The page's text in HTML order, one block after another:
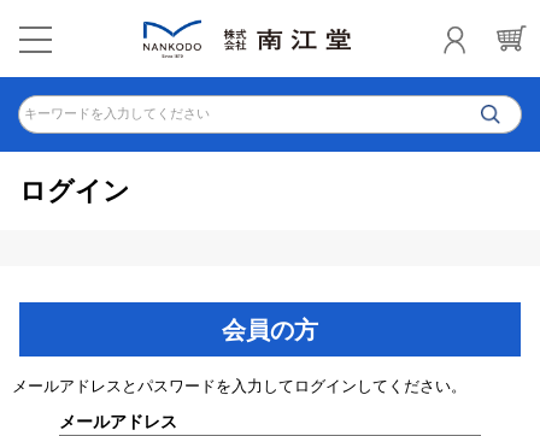
キーワードを入力してください
ログイン
会員の方
メールアドレスとパスワードを入力してログインしてください。
メールアドレス